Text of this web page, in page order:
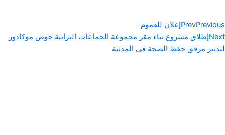
PrevPrevious
إعلان للعموم
Nextإطلاق مشروع بناء مقر مجموعة الجماعات الترابية حوض موكادور
لتدبير مرفق حفظ الصحة في المدينة